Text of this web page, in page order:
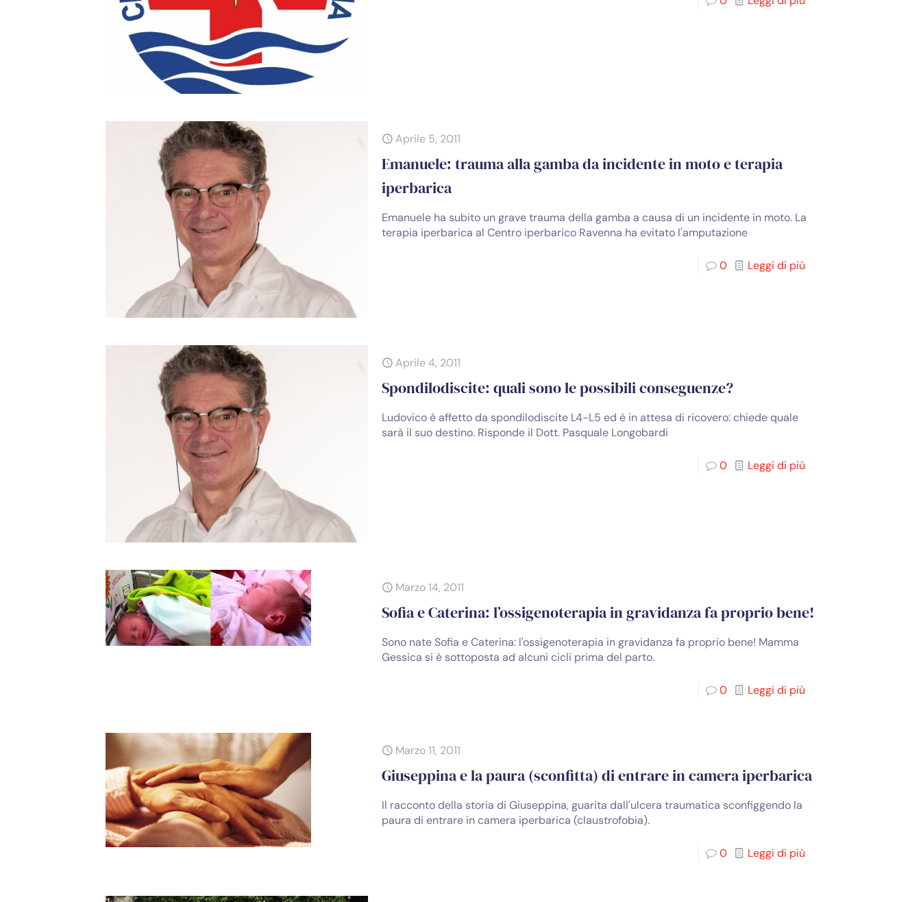
Aprile 5, 2011
Emanuele: trauma alla gamba da incidente in moto e terapia
iperbarica
Emanuele ha subito un grave trauma della gamba a causa di un incidente in moto. La
terapia iperbarica al Centro iperbarico Ravenna ha evitato l'amputazione
0 Leggi di più
Aprile 4, 2011
Spondilodiscite: quali sono le possibili conseguenze?
Ludovico è affetto da spondilodiscite L4-L5 ed è in attesa di ricovero: chiede quale
sarà il suo destino. Risponde il Dott. Pasquale Longobardi
0 Leggi di più
Marzo 14, 2011
Sofia e Caterina: l’ossigenoterapia in gravidanza fa proprio bene!
Sono nate Sofia e Caterina: l'ossigenoterapia in gravidanza fa proprio bene! Mamma
Gessica si è sottoposta ad alcuni cicli prima del parto.
0 Leggi di più
Marzo 11, 2011
Giuseppina e la paura (sconfitta) di entrare in camera iperbarica
Il racconto della storia di Giuseppina, guarita dall'ulcera traumatica sconfiggendo la
paura di entrare in camera iperbarica (claustrofobia).
0 Leggi di più